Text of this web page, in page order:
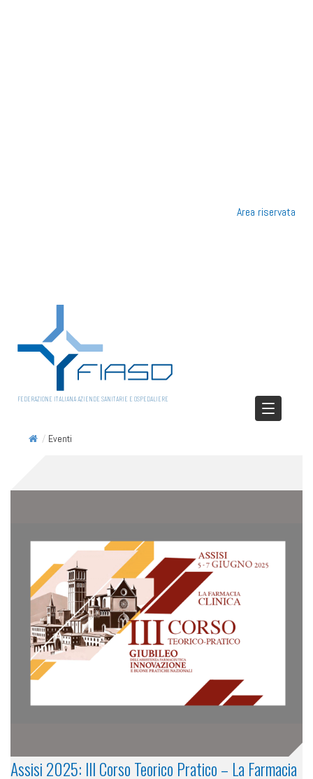
Area riservata
FEDERAZIONE ITALIANA AZIENDE SANITARIE E OSPEDALIERE
/ Eventi
Assisi 2025: III Corso Teorico Pratico – La Farmacia